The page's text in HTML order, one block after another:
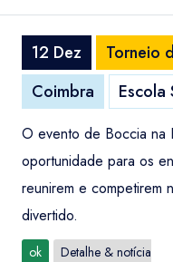
12 Dez
Torneio
Coimbra
Escola
O evento de Boccia na
oportunidade para os
reunirem e competirem
divertido.
ok
Detalhe & notícia